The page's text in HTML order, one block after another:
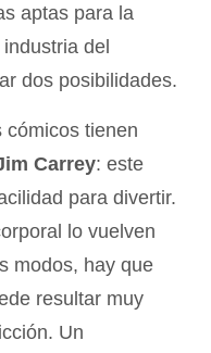
aptas para la
del
dos posibilidades.
cómicos tienen
Carrey: este
para divertir.
lo vuelven
modos, hay que
resultar muy
Un